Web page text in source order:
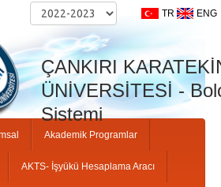
TR ENG
ÇANKIRI
ÜNİVERSİTESİ -
Sistemi
Akademik Programlar
AKTS- İşyükü Hesaplama Aracı